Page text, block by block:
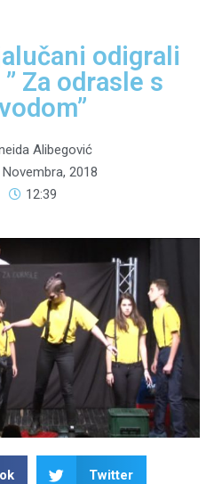
odigrali
Za odrasle s
Alibegović
Novembra, 2018
12:39
Twitter